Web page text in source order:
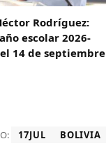
Rodríguez:
escolar 2026-
14 de septiembre
17JUL BOLIVIA